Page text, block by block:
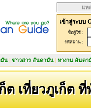
แห
เข้าสู่ระบบ
ชื่อผู้ใช้ :
รหัสผ่าน :
มัน | ข่าวสาร อันดามัน | หางาน อันดา
ต เที่ยวภูเก็ต